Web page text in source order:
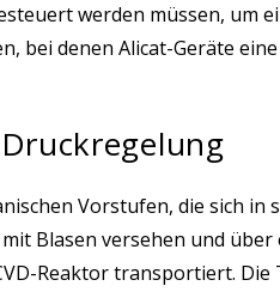
werden müssen, um
bei denen Alicat-Geräte
Vorstufen, die sich
Blasen versehen und
Reaktor transportiert.